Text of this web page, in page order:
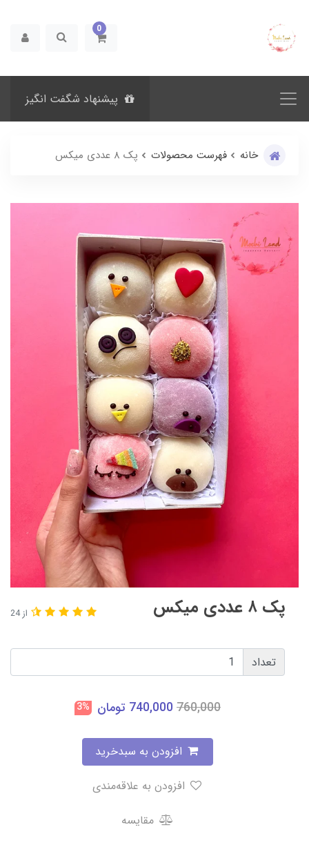
0
پیشنهاد شگفت انگیز
خانه فهرست محصولات پک ۸ عددی میکس
پک ۸ عددی میکس از 24
تعداد
760,000
740,000 تومان 3%
مقایسه